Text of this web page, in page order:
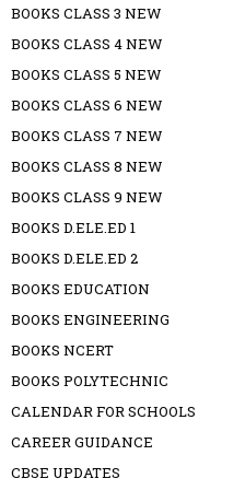
BOOKS CLASS 3 NEW
BOOKS CLASS 4 NEW
BOOKS CLASS 5 NEW
BOOKS CLASS 6 NEW
BOOKS CLASS 7 NEW
BOOKS CLASS 8 NEW
BOOKS CLASS 9 NEW
BOOKS D.ELE.ED 1
BOOKS D.ELE.ED 2
BOOKS EDUCATION
BOOKS ENGINEERING
BOOKS NCERT
BOOKS POLYTECHNIC
CALENDAR FOR SCHOOLS
CAREER GUIDANCE
CBSE UPDATES